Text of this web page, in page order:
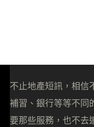
不止地產短訊，相信
補習、銀行等等不同
要那些服務，也不去